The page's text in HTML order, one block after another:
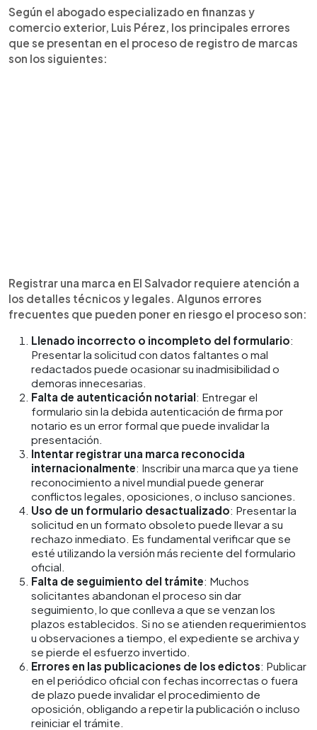
Según el abogado especializado en finanzas y
comercio exterior, Luis Pérez, los principales errores
que se presentan en el proceso de registro de marcas
son los siguientes:
Registrar una marca en El Salvador requiere atención a
los detalles técnicos y legales. Algunos errores
frecuentes que pueden poner en riesgo el proceso son:
Llenado incorrecto o incompleto del formulario:
Presentar la solicitud con datos faltantes o mal
redactados puede ocasionar su inadmisibilidad o
demoras innecesarias.
Falta de autenticación notarial: Entregar el
formulario sin la debida autenticación de firma por
notario es un error formal que puede invalidar la
presentación.
Intentar registrar una marca reconocida
internacionalmente: Inscribir una marca que ya tiene
reconocimiento a nivel mundial puede generar
conflictos legales, oposiciones, o incluso sanciones.
Uso de un formulario desactualizado: Presentar la
solicitud en un formato obsoleto puede llevar a su
rechazo inmediato. Es fundamental verificar que se
esté utilizando la versión más reciente del formulario
oficial.
Falta de seguimiento del trámite: Muchos
solicitantes abandonan el proceso sin dar
seguimiento, lo que conlleva a que se venzan los
plazos establecidos. Si no se atienden requerimientos
u observaciones a tiempo, el expediente se archiva y
se pierde el esfuerzo invertido.
Errores en las publicaciones de los edictos: Publicar
en el periódico oficial con fechas incorrectas o fuera
de plazo puede invalidar el procedimiento de
oposición, obligando a repetir la publicación o incluso
reiniciar el trámite.